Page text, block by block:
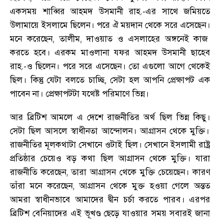
একসময় শাব্বির আহমদ উসমানী রাহ.-এর সাথে জমিয়তে
উলামায়ে ইসলামে ছিলেন। পরে ঐ ময়দান থেকে সরে এসেছেন।
মনে করেছেন,তালীম,দাওয়াত ও এসলাহের অঙ্গনেই কাজ
করতে হবে। এরকম মাওলানা যফর আহমদ উসমানী ছাহেব
রাহ.-ও ছিলেন। পরে সরে এসেছেন। তো এগুলো আগে থেকেই
ছিল । কিন্তু যেটা বলতে চাচ্ছি,সেটা হল আপনি প্রেক্ষাপট এক
পাবেন না । প্রেক্ষাপটটা যথেষ্ট পরিমাণে ভিন্ন।
আর ব্রিটিশ আমলে এ দেশে রাজনীতির অর্থ ছিল ভিন্ন কিছু ।
সেটা ছিল আসলে স্বাধীনতা আন্দোলন। আগ্রাসন থেকে মুক্তি।
রাজনীতির মূলকথাটা সেখানে ওটাই ছিল। সেখানে ইসলামী রাষ্ট্র
প্রতিষ্ঠার চেয়েও বড় কথা ছিল আগ্রাসন থেকে মুক্তি। যারা
রাজনীতি করেছেন,তারা আগ্রাসন থেকে মুক্তি চেয়েছেন। কারণ
তাঁরা মনে করেছেন,আগ্রাসন থেকে মুক্ত হওয়া গেলে অন্তত
আমরা স্বাধীনভাবে আমাদের দ্বীন চর্চা করতে পারব। এরপর
ব্রিটিশ বেনিয়াদের এই ভূখণ্ড ছেড়ে যাওয়ার সময় সবারই জানা